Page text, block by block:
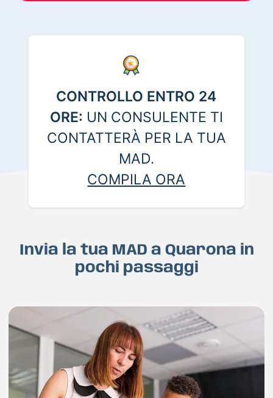
CONTROLLO ENTRO 24
ORE: UN CONSULENTE TI
CONTATTERÀ PER LA TUA
MAD.
COMPILA ORA
Invia la tua MAD a Quarona in
pochi passaggi